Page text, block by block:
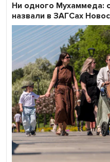
Ни одного Мухаммеда:
назвали в ЗАГСах